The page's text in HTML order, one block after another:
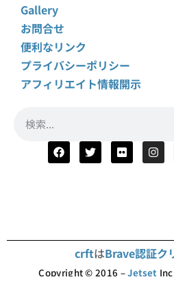
Gallery
お問合せ
便利なリンク
プライバシーポリシー
アフィリエイト情報開示
crftはBrave認証ク
Copyright © 2016 –Jetset